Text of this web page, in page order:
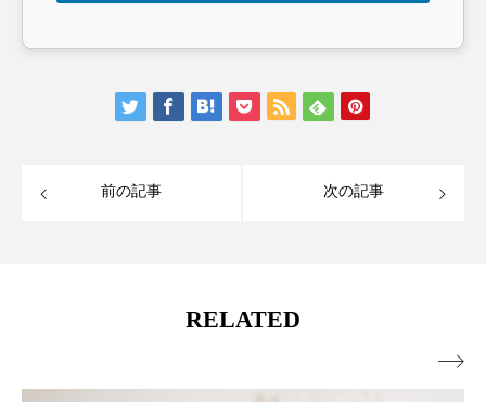
前の記事 次の記事
RELATED
